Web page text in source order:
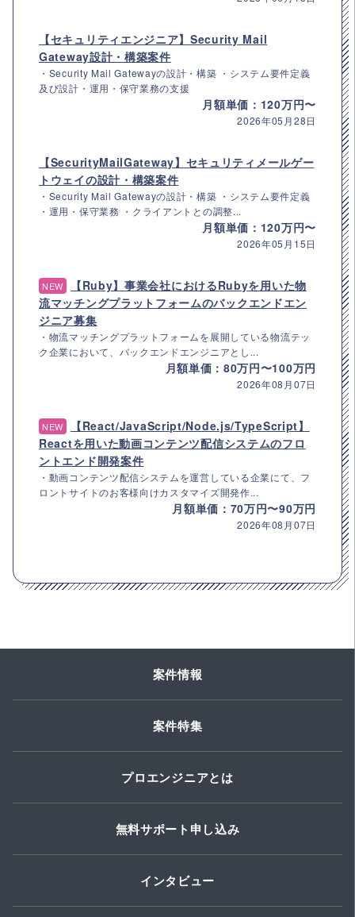
【セキュリティエンジニア】Security Mail
Gateway設計・構築案件
・Security Mail Gatewayの設計・構築 ・システム要件定義
及び設計・運用・保守業務の支援
月額単価：120万円〜
2026年05月28日
【SecurityMailGateway】セキュリティメールゲー
トウェイの設計・構築案件
・Security Mail Gatewayの設計・構築 ・システム要件定義
・運用・保守業務 ・クライアントとの調整...
月額単価：120万円〜
2026年05月15日
NEW
【Ruby】事業会社におけるRubyを用いた物
流マッチングプラットフォームのバックエンドエン
ジニア募集
・物流マッチングプラットフォームを展開している物流テッ
ク企業において、バックエンドエンジニアとし...
月額単価：80万円〜100万円
2026年08月07日
NEW
【React/JavaScript/Node.js/TypeScript】
Reactを用いた動画コンテンツ配信システムのフロ
ントエンド開発案件
・動画コンテンツ配信システムを運営している企業にて、フ
ロントサイトのお客様向けカスタマイズ開発作...
月額単価：70万円〜90万円
2026年08月07日
案件情報
案件特集
プロエンジニアとは
無料サポート申し込み
インタビュー